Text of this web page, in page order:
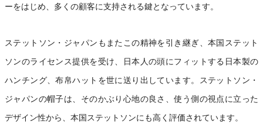
ーをはじめ、多くの顧客に支持される鍵となっています。
ステットソン・ジャパンもまたこの精神を引き継ぎ、本国ステット
ソンのライセンス提供を受け、日本人の頭にフィットする日本製の
ハンチング、布帛ハットを世に送り出しています。ステットソン・
ジャパンの帽子は、そのかぶり心地の良さ、使う側の視点に立った
デザイン性から、本国ステットソンにも高く評価されています。